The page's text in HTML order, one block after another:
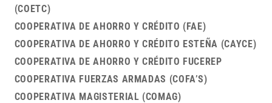
(COETC)
COOPERATIVA DE AHORRO Y CRÉDITO (FAE)
COOPERATIVA DE AHORRO Y CRÉDITO ESTEÑA (CAYCE)
COOPERATIVA DE AHORRO Y CRÉDITO FUCEREP
COOPERATIVA FUERZAS ARMADAS (COFA’S)
COOPERATIVA MAGISTERIAL (COMAG)